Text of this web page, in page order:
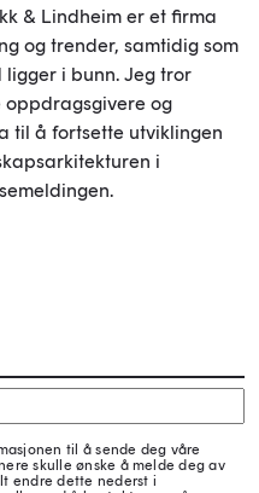
& Lindheim er et firma
og trender, samtidig som
i bunn. Jeg tror
oppdragsgivere og
til å fortsette utviklingen
i
til å sende deg våre
skulle ønske å melde deg av
endre dette nederst i